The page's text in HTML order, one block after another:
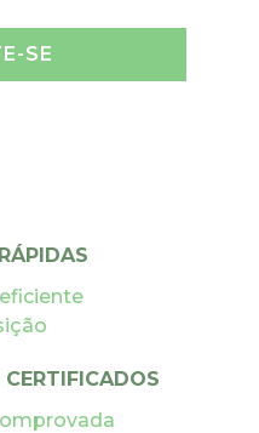
SE